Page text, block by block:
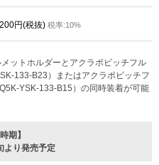
円(税抜) 税率:10%
ットホルダーとアクラポビッチフル
133-B23）またはアクラポビッチフ
YSK-133-B15）の同時装着が可能
期】
より発売予定